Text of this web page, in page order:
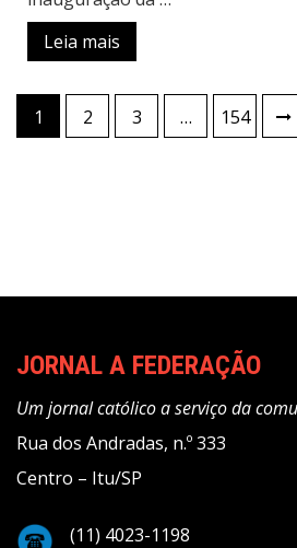
Leia mais
Paginação
de
1 2 3 … 154
JORNAL A FEDERAÇÃO
Um jornal católico a serviço da
Rua dos Andradas, n.º 333
Centro – Itu/SP
(11) 4023-1198